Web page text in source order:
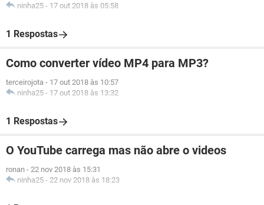
ninha25 - 17 out 2018 às 05:58
1 Respostas
Como converter vídeo MP4 para MP3?
terceirojota - 17 out 2018 às 10:57
ninha25 - 17 out 2018 às 13:32
1 Respostas
O YouTube carrega mas não abre o videos
ronan - 22 nov 2018 às 15:31
ninha25 - 22 nov 2018 às 18:23